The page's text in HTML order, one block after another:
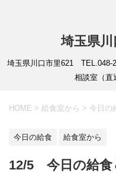
埼玉県
埼玉県川口市里621
相談室（直
HOME > 給食室から > 今日の
今日の給食 給食室から
12/5 今日の給食